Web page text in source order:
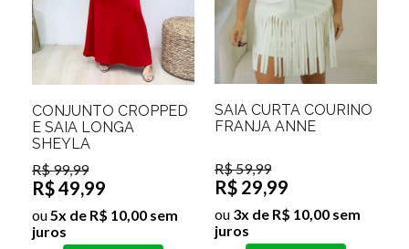
CONJUNTO CROPPED
E SAIA LONGA
SHEYLA
R$ 99,99
R$ 49,99
ou5x de R$ 10,00 sem
juros
SAIA CURTA COURINO
FRANJA ANNE
R$ 59,99
R$ 29,99
ou 3x de R$ 10,00 sem
juros